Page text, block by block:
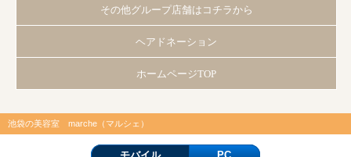
その他グループ店舗はコチラから
ヘアドネーション
ホームページTOP
池袋の美容室 marche（マルシェ）